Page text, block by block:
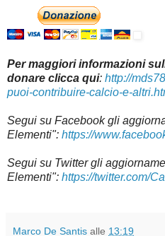
Per maggiori informazioni
donare clicca qui: http://
puoi-contribuire-calcio-e-
Segui su Facebook gli
Elementi": https://
Segui su Twitter gli
Elementi": https://twitter.com/
Marco De Santis alle 13:19